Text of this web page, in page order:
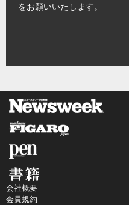
をお願いいたします。
会社概要
会員規約